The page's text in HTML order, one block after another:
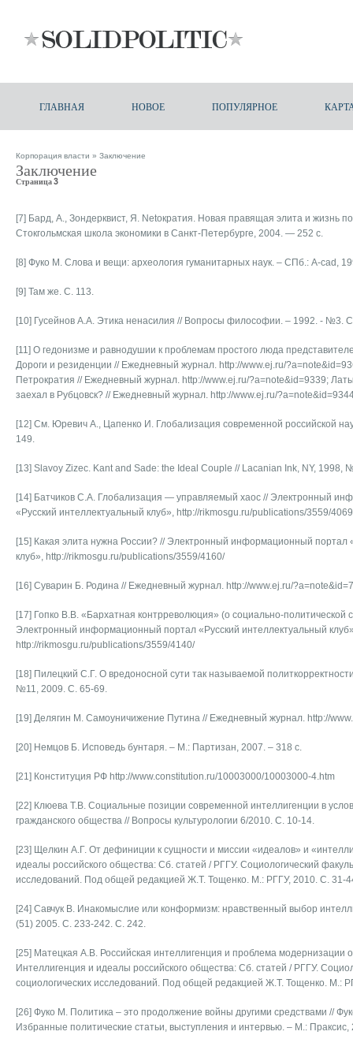
ГЛАВНАЯ НОВОЕ ПОПУЛЯРНОЕ
Корпорация власти » Заключение
Заключение
Страница 3
[7] Бард, А., Зондерквист, Я. Netократия. Новая правящая элита и жизнь
Стокгольмская школа экономики в Санкт-Петербурге, 2004. — 252 с.
[8] Фуко М. Слова и вещи: археология гуманитарных наук. – СПб.: A-cad,
[9] Там же. С. 113.
[10] Гусейнов А.А. Этика ненасилия // Вопросы философии. – 1992. - №3.
[11] О гедонизме и равнодушии к проблемам простого люда
Дороги и резиденции // Ежедневный журнал. http://www.ej.ru/
Петрократия // Ежедневный журнал. http://www.ej.ru/?a=note&id=9339;
заехал в Рубцовск? // Ежедневный журнал. http://www.ej.ru/
[12] См. Юревич А., Цапенко И. Глобализация современной российской
149.
[13] Slavoy Zizec. Kant and Sade: the Ideal Couple // Lacanian Ink, NY, 1998,
[14] Батчиков С.А. Глобализация — управляемый хаос // Электронный
«Русский интеллектуальный клуб», http://rikmosgu.ru/publications/3559/
[15] Какая элита нужна России? // Электронный информационный портал
клуб», http://rikmosgu.ru/publications/3559/4160/
[16] Суварин Б. Родина // Ежедневный журнал. http://www.ej.ru/
[17] Гопко В.В. «Бархатная контрреволюция» (о социально-политической
Электронный информационный портал «Русский интеллектуальный
http://rikmosgu.ru/publications/3559/4140/
[18] Пилецкий С.Г. О вредоносной сути так называемой
№11, 2009. С. 65-69.
[19] Делягин М. Самоуничижение Путина // Ежедневный журнал. http://
[20] Немцов Б. Исповедь бунтаря. – М.: Партизан, 2007. – 318 с.
[21] Конституция РФ http://www.constitution.ru/10003000/10003000-4.htm
[22] Клюева Т.В. Социальные позиции современной интеллигенции в
гражданского общества // Вопросы культурологии 6/2010. С. 10-14.
[23] Щелкин А.Г. От дефиниции к сущности и миссии «идеалов» и
идеалы российского общества: Сб. статей / РГГУ. Социологический
исследований. Под общей редакцией Ж.Т. Тощенко. М.: РГГУ, 2010. С. 31-
[24] Савчук В. Инакомыслие или конформизм: нравственный выбор
(51) 2005. С. 233-242. С. 242.
[25] Матецкая А.В. Российская интеллигенция и проблема модернизации
Интеллигенция и идеалы российского общества: Сб. статей / РГГУ.
социологических исследований. Под общей редакцией Ж.Т. Тощенко. М.:
[26] Фуко М. Политика – это продолжение войны другими средствами //
Избранные политические статьи, выступления и интервью. – М.: